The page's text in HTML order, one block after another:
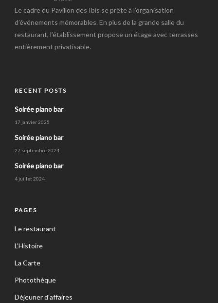
Le cadre du Pavillon des Ibis se prête à l’organisation
d’événements mémorables. En plus de la grande salle du
restaurant, l’établissement propose un étage avec terrasses
entièrement privatisable.
RECENT POSTS
Soirée piano bar
17 janvier 2025
Soirée piano bar
27 septembre 2024
Soirée piano bar
4 juillet 2024
PAGES
Le restaurant
L’Histoire
La Carte
Photothèque
Déjeuner d’affaires